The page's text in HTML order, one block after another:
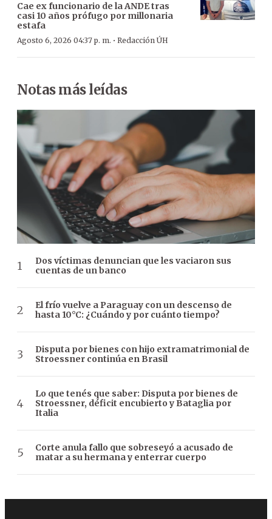
Cae ex funcionario de la ANDE tras
casi 10 años prófugo por millonaria
estafa
Agosto 6, 2026 04:37 p. m. · Redacción ÚH
Notas más leídas
Dos víctimas denuncian que les vaciaron sus
cuentas de un banco
El frío vuelve a Paraguay con un descenso de
hasta 10°C: ¿Cuándo y por cuánto tiempo?
Disputa por bienes con hijo extramatrimonial de
Stroessner continúa en Brasil
Lo que tenés que saber: Disputa por bienes de
Stroessner, déficit encubierto y Bataglia por
Italia
Corte anula fallo que sobreseyó a acusado de
matar a su hermana y enterrar cuerpo